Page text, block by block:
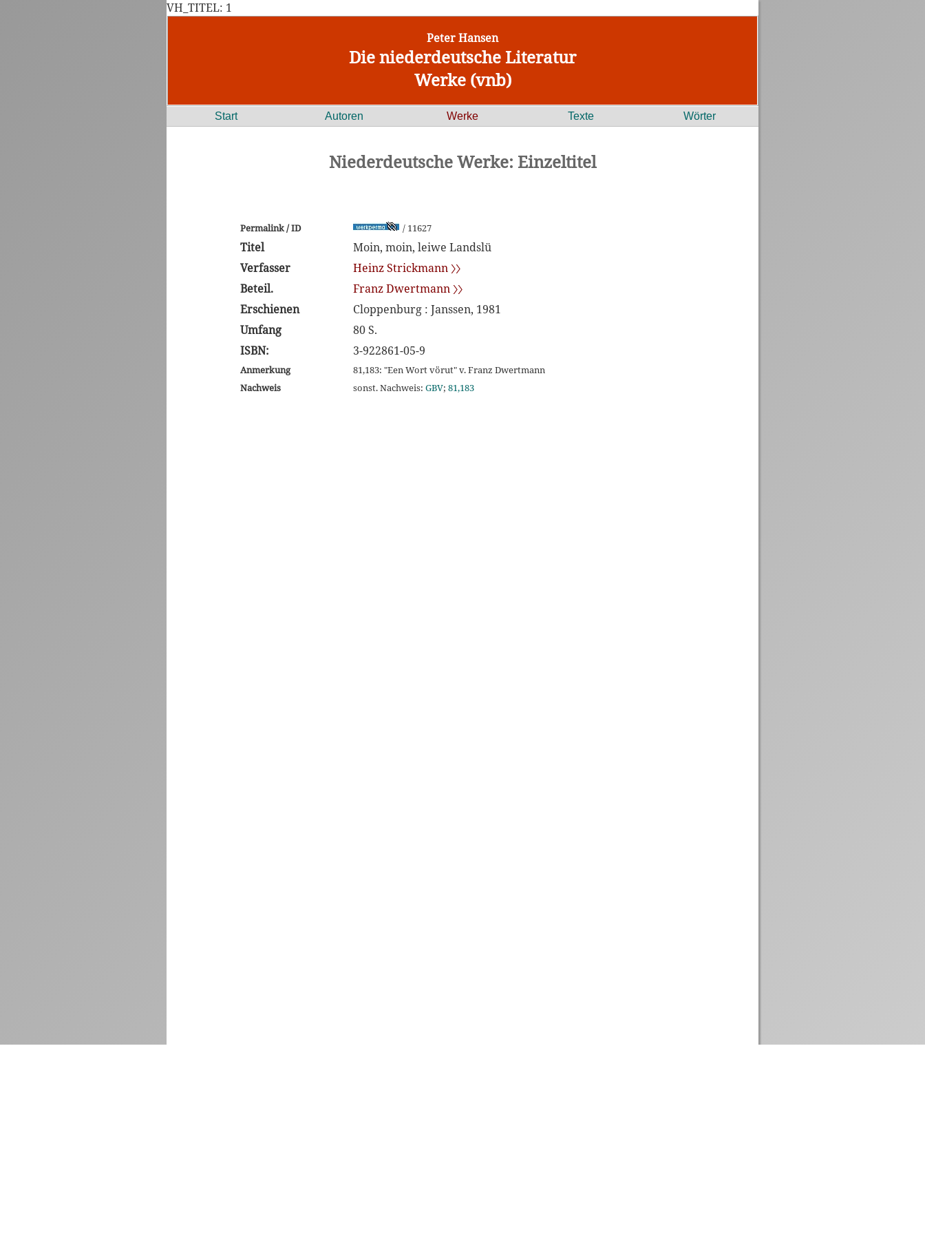
VH_TITEL: 1
Peter Hansen
Die niederdeutsche Literatur
Werke (vnb)
Start Autoren Werke Texte Wörter
Niederdeutsche Werke: Einzeltitel
Permalink / ID / 11627
Titel
Moin, moin, leiwe Landslü
Verfasser
Heinz Strickmann 〉〉
Beteil.
Franz Dwertmann 〉〉
Erschienen
Cloppenburg : Janssen, 1981
Umfang
80 S.
ISBN:
3-922861-05-9
Anmerkung
81,183: "Een Wort vörut" v. Franz Dwertmann
Nachweis
sonst. Nachweis: GBV; 81,183